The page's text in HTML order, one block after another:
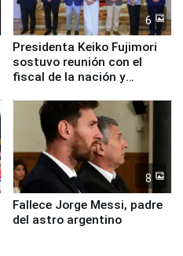
6
Presidenta Keiko Fujimori
sostuvo reunión con el
fiscal de la nación y
8
Fallece Jorge Messi, padre
del astro argentino